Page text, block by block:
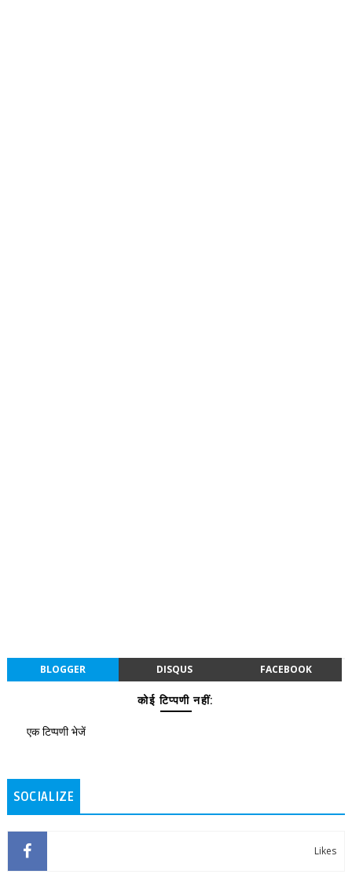
BLOGGER DISQUS FACEBOOK
कोई टिप्पणी नहीं:
एक टिप्पणी भेजें
SOCIALIZE
Likes